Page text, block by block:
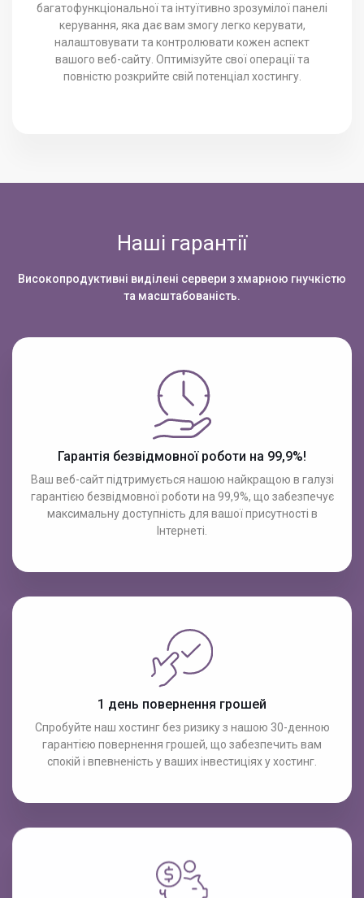
багатофункціональної та інтуїтивно зрозумілої панелі
керування, яка дає вам змогу легко керувати,
налаштовувати та контролювати кожен аспект
вашого веб-сайту. Оптимізуйте свої операції та
повністю розкрийте свій потенціал хостингу.
Наші гарантії
Високопродуктивні виділені сервери з хмарною гнучкістю
та масштабованість.
Гарантія безвідмовної роботи на 99,9%!
Ваш веб-сайт підтримується нашою найкращою в галузі
гарантією безвідмовної роботи на 99,9%, що забезпечує
максимальну доступність для вашої присутності в
Інтернеті.
1 день повернення грошей
Спробуйте наш хостинг без ризику з нашою 30-денною
гарантією повернення грошей, що забезпечить вам
спокій і впевненість у ваших інвестиціях у хостинг.